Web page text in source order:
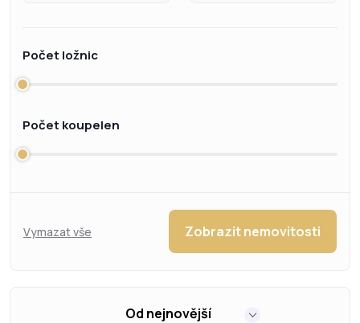
Počet ložnic
Počet koupelen
Vymazat vše Zobrazit nemovitosti
Od nejnovější